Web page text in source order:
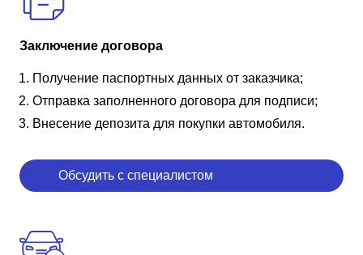
Заключение договора
Получение паспортных данных от заказчика;
Отправка заполненного договора для подписи;
Внесение депозита для покупки автомобиля.
Обсудить с специалистом